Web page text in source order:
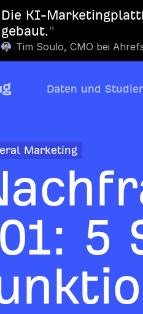
Die KI-
gebaut.”
Tim Soulo, CMO bei
Daten und
Marketing
5